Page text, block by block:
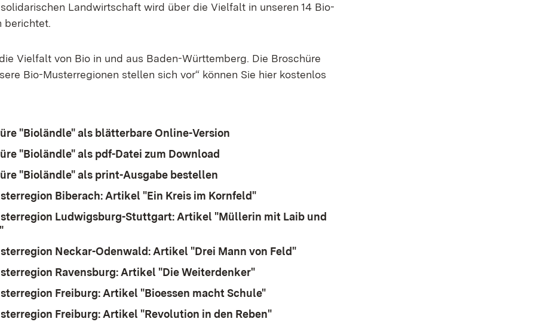
Landwirtschaft wird über die Vielfalt in unseren 14 Bio-
berichtet.
Vielfalt von Bio in und aus Baden-Württemberg. Die Broschüre
Bio-Musterregionen stellen sich vor“ können Sie hier kostenlos
"Bioländle" als blätterbare Online-Version
"Bioländle" als pdf-Datei zum Download
"Bioländle" als print-Ausgabe bestellen
Biberach: Artikel "Ein Kreis im Kornfeld"
Ludwigsburg-Stuttgart: Artikel "Müllerin mit Laib und
Neckar-Odenwald: Artikel "Drei Mann von Feld"
Ravensburg: Artikel "Die Weiterdenker"
Freiburg: Artikel "Bioessen macht Schule"
Freiburg: Artikel "Revolution in den Reben"